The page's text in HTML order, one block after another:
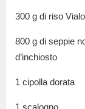
300 g di riso
800 g di seppie
d’inchiosto
1 cipolla dorata